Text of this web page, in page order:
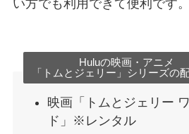
い方でも利用できて便利です。
Huluの映画・アニメ
「トムとジェリー」シリーズの
映画「トムとジェリー
ド」※レンタル